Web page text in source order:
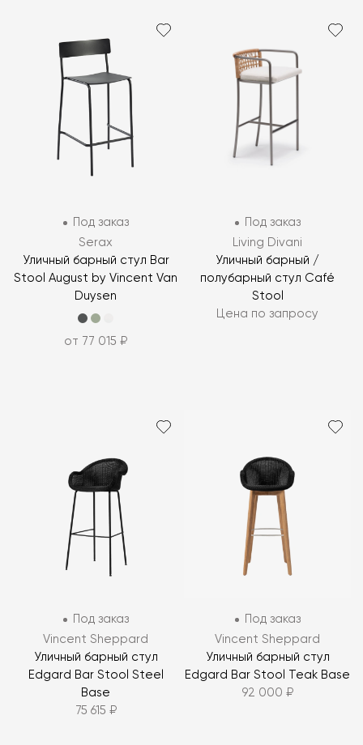
Под заказ
Serax
Уличный барный стул Bar
Stool August by Vincent Van
Duysen
от 77 015 ₽
Под заказ
Living Divani
Уличный барный /
полубарный стул Café
Stool
Цена по запросу
Под заказ
Vincent Sheppard
Уличный барный стул
Edgard Bar Stool Steel
Base
75 615 ₽
Под заказ
Vincent Sheppard
Уличный барный стул
Edgard Bar Stool Teak Base
92 000 ₽